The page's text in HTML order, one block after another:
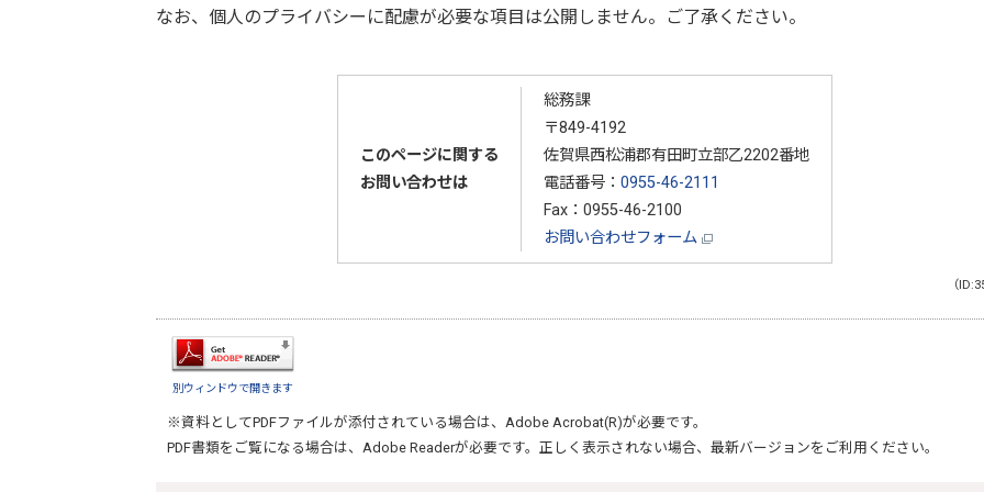
なお、個人のプライバシーに配慮が必要な項目は公開しません。ご了承ください。
このページに関する
お問い合わせは
総務課
〒849-4192
佐賀県西松浦郡有田町立部乙2202番地
電話番号： 0955-46-2111
Fax：0955-46-2100
お問い合わせフォーム
（
別ウィンドウで開きます
※資料としてPDFファイルが添付されている場合は、 Adobe Acrobat(R)が必要です。
PDF書類をご覧になる場合は、 Adobe Readerが必要です。正しく表示されない場合、最新バージョンをご利用ください。